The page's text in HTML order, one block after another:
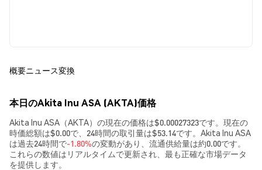
概要ニュース変換
本日のAkita Inu ASA (AKTA)価格
Akita Inu ASA（AKTA）の現在の価格は$0.00027323です。現在の
時価総額は$0.00で、24時間の取引量は$53.14です。Akita Inu ASA
は過去24時間で-1.80%の変動があり、流通供給量は約0.00です。
これらの数値はリアルタイムで更新され、最も正確な市場データ
を提供します。